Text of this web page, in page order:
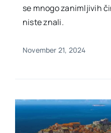
se mnogo zanimljivih
niste znali.
November 21, 2024